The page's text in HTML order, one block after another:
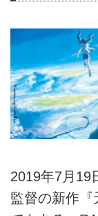
2019年7月19
監督の新作『